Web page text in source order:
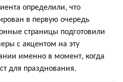
определили, что
в первую очередь
страницы подготовили
с акцентом на эту
именно в момент, когда
для празднования.